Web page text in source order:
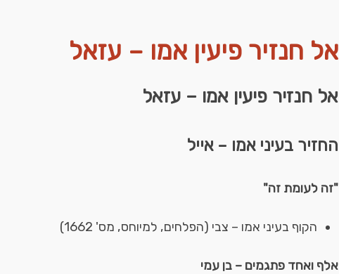
אל חנזיר פיעין אמו – עזאל
אל חנזיר פיעין אמו – עזאל
החזיר בעיני אמו – אייל
"זה לעומת זה"
הקוף בעיני אמו – צבי (הפלחים, למיוחס, מס' 1662)
אלף ואחד פתגמים – בן עמי